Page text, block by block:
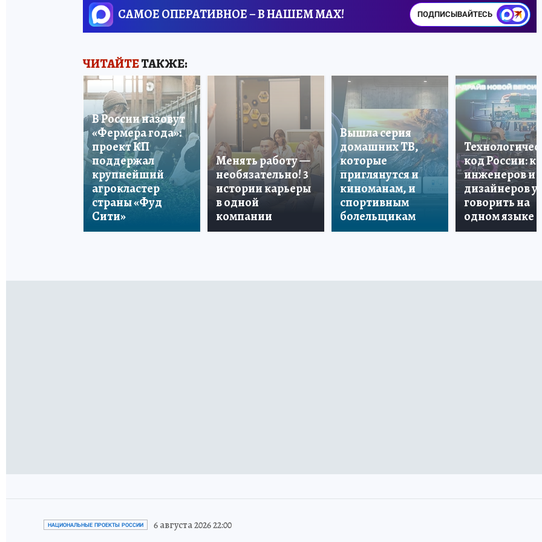
САМОЕ ОПЕРАТИВНОЕ – В НАШЕМ MAX! ПОДПИСЫВАЙТЕСЬ
ЧИТАЙТЕТАКЖЕ:
В России назовут
«Фермера года»:
проект КП
поддержал
крупнейший
агрокластер
страны «Фуд
Сити»
Менять работу —
необязательно! 3
истории карьеры
в одной
компании
Вышла серия
домашних ТВ,
которые
приглянутся и
киноманам, и
спортивным
болельщикам
код России: как
инженеров и
дизайнеров
говорить на
одном языке
НАЦИОНАЛЬНЫЕ ПРОЕКТЫ РОССИИ 6 августа 2026 22:00